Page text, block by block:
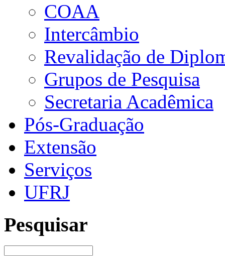
COAA
Intercâmbio
Revalidação de
Grupos de Pesquisa
Secretaria Acadêmica
Pós-Graduação
Extensão
Serviços
UFRJ
Pesquisar